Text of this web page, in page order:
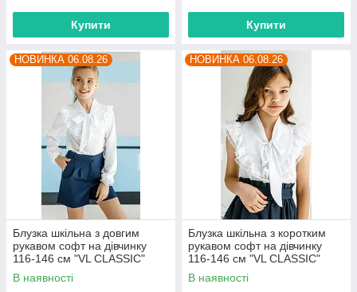
Купити Купити
НОВИНКА 06.08.26
Блузка шкільна з довгим
рукавом софт на дівчинку
116-146 см "VL CLASSIC"
недорого від прямого
постачальника
В наявності
НОВИНКА 06.08.26
Блузка шкільна з коротким
рукавом софт на дівчинку
116-146 см "VL CLASSIC"
недорого від прямого
постачальника
В наявності